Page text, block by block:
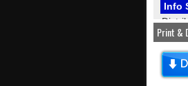
Info
Info
Print &